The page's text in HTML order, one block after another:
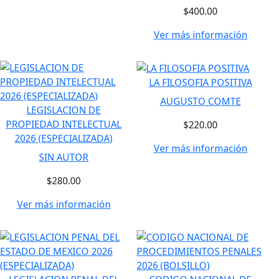
$400.00
Ver más información
LEGISLACION DE
PROPIEDAD INTELECTUAL
2026 (ESPECIALIZADA)
SIN AUTOR
$280.00
Ver más información
LA FILOSOFIA POSITIVA
AUGUSTO COMTE
$220.00
Ver más información